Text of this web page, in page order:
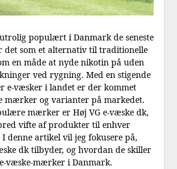
populært i Danmark de seneste
det som et alternativ til traditionelle
en måde at nyde nikotin på uden
ved rygning. Med en stigende
e-væsker i landet er der kommet
mærker og varianter på markedet.
mærker er Høj VG e-væske dk,
vifte af produkter til enhver
denne artikel vil jeg fokusere på,
dk tilbyder, og hvordan de skiller
væske-mærker i Danmark.